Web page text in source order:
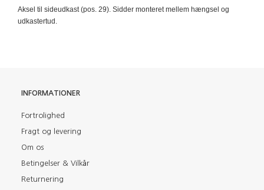
Aksel til sideudkast (pos. 29). Sidder monteret mellem hængsel og
udkastertud.
INFORMATIONER
Fortrolighed
Fragt og levering
Om os
Betingelser & Vilkår
Returnering